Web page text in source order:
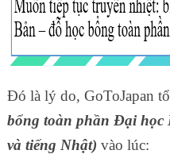
Đó là lý do, GoToJapan
bổng toàn phần Đại học
và tiếng Nhật) vào lúc: